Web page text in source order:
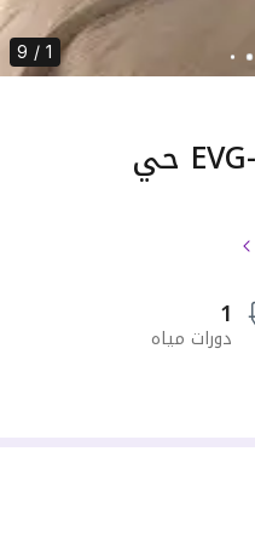
1 / 9
EVG-326 Apartment In حي
1
دورات مياه